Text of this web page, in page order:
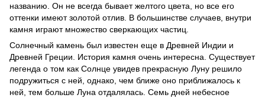
названию. Он не всегда бывает желтого цвета, но все его
оттенки имеют золотой отлив. В большинстве случаев, внутри
камня играют множество сверкающих частиц.
Солнечный камень был известен еще в Древней Индии и
Древней Греции. История камня очень интересна. Существует
легенда о том как Солнце увидев прекрасную Луну решило
подружиться с ней, однако, чем ближе оно приближалось к
ней, тем больше Луна отдалялась. Семь дней небесное